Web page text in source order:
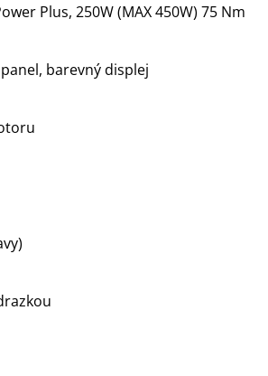
Plus, 250W (MAX 450W) 75 Nm
panel, barevný displej